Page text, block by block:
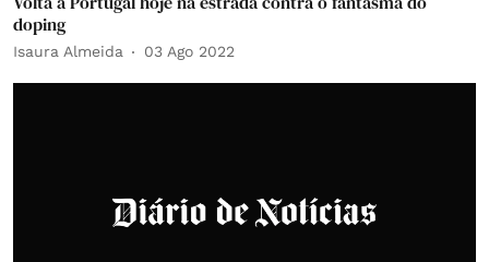
doping
Isaura Almeida 03 Ago 2022